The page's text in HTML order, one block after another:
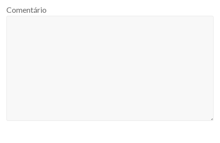
Comentário